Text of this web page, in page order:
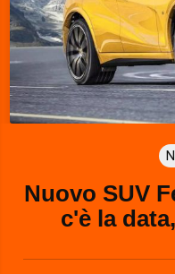
Nuovo SUV
c'è la